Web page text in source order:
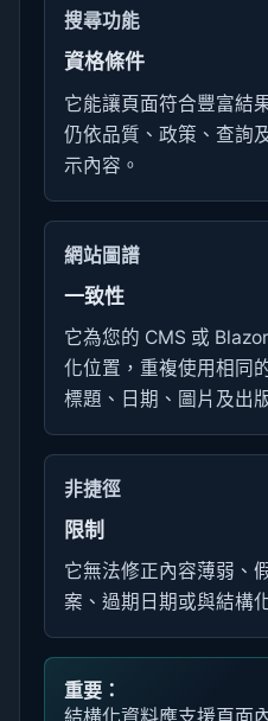
搜尋功能
資格條件
它能讓頁面符合豐富結
仍依品質、政策、查詢
示內容。
網站圖譜
一致性
它為您的 CMS 或
化位置，重複使用相同
標題、日期、圖片及出
非捷徑
限制
它無法修正內容薄弱、
案、過期日期或與結構
重要：